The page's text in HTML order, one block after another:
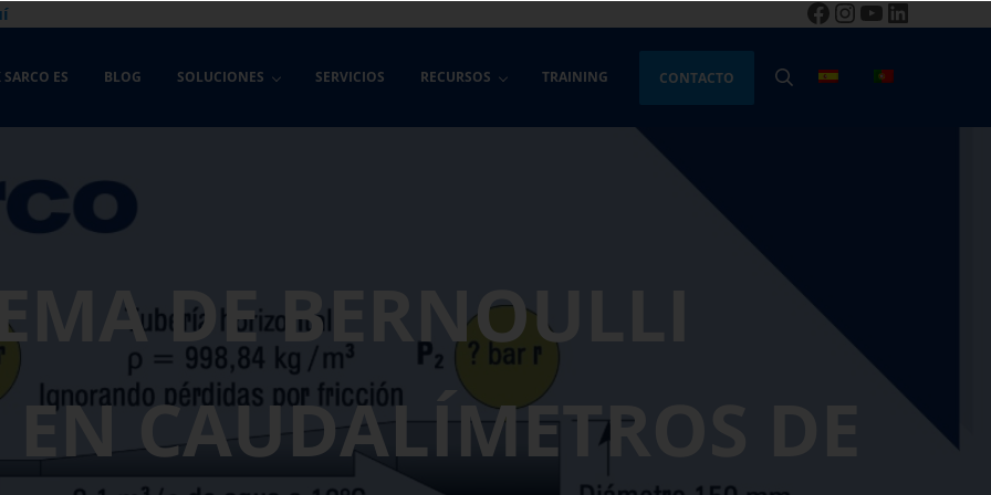
Facebook
Instagram
YouTube
LinkedIn
ES BLOG SOLUCIONES SERVICIOS RECURSOS TRAINING CONTACTO BUSCAR
DE BERNOULLI
EN CAUDALÍMETROS DE